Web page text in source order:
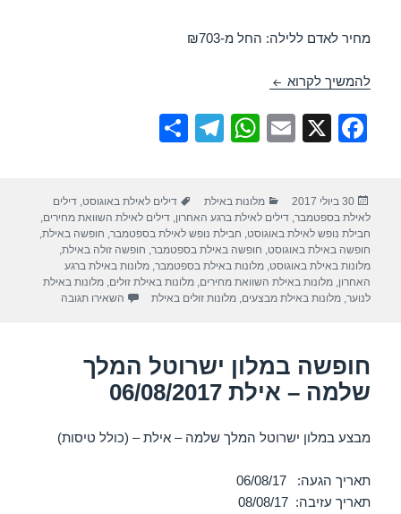
מחיר לאדם ללילה: החל מ-₪703
להמשיך לקרוא חופשה במלון ישרוטל המלך שלמה – אילת 03/08/2017
F
e
b
o
o
X
E
W
s
A
p
p
T
gr
a
m
e
פורסם
בתאריך
30 ביולי 2017 קטגוריות
מלונות באילת תגיות
דילים לאילת באוגוסט,דילים
לאילת בספטמבר,דילים לאילת ברגע האחרון,דילים לאילת השוואת מחירים,
חבילת נופש לאילת באוגוסט, חבילת נופש לאילת בספטמבר, חופשה באילת,
חופשה באילת באוגוסט, חופשה באילת בספטמבר, חופשה זולה באילת,
מלונות באילת באוגוסט,מלונות באילת בספטמבר,מלונות באילת ברגע
האחרון,מלונות באילת השוואת מחירים,מלונות באילת זולים,מלונות באילת
לנוער,מלונות באילת מבצעים,מלונות זולים באילת השאירו תגובה
חופשה במלון ישרוטל המלך
שלמה – אילת 06/08/2017
מבצע במלון ישרוטל המלך שלמה – אילת – (כולל טיסות)
תאריך הגעה: 06/08/17
תאריך עזיבה: 08/08/17